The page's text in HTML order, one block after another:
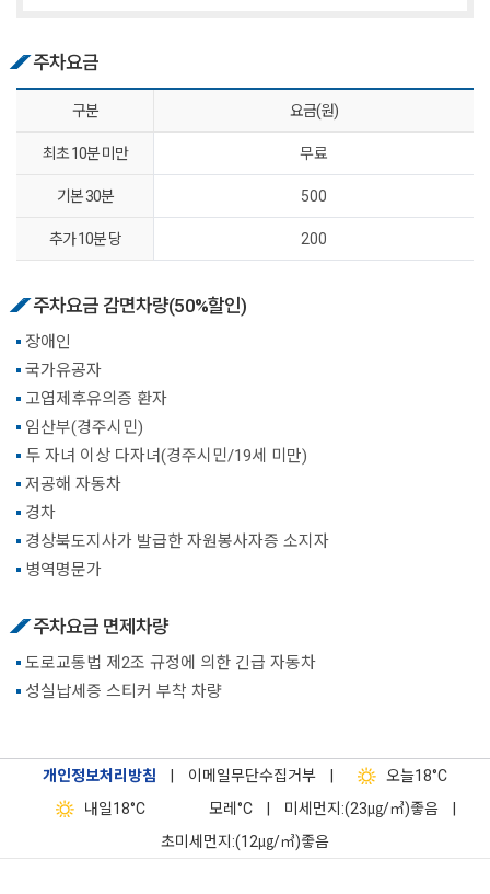
주차요금
구분 요금(원)
최초 10분 미만 무료
기본 30분 500
추가 10분 당 200
주차요금 감면차량(50%할인)
장애인
국가유공자
고엽제후유의증 환자
임산부(경주시민)
두 자녀 이상 다자녀(경주시민/19세 미만)
저공해 자동차
경차
경상북도지사가 발급한 자원봉사자증 소지자
병역명문가
주차요금 면제차량
도로교통법 제2조 규정에 의한 긴급 자동차
성실납세증 스티커 부착 차량
개인정보처리방침 이메일무단수집거부 오늘18°C
내일18°C 모레 °C 미세먼지:(23㎍/㎥)좋음
초미세먼지:(12㎍/㎥)좋음